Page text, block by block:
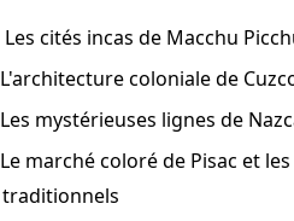
Les cités incas de Macchu
L'architecture coloniale de
Les mystérieuses lignes de
Le marché coloré de Pisac et
traditionnels